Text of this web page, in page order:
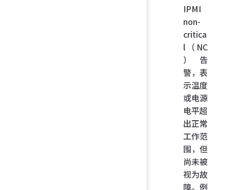
IPMI
non-
critica
l（NC
）告
警，表
示温度
或电源
电平超
出正常
工作范
围，但
尚未被
视为故
障。例